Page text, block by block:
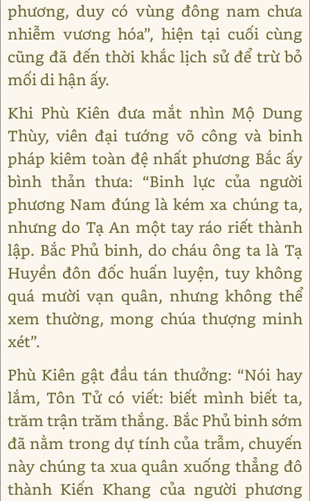
phương, duy có vùng đông nam chưa
nhiễm vương hóa”, hiện tại cuối cùng
cũng đã đến thời khắc lịch sử để trừ bỏ
mối di hận ấy.
Khi Phù Kiên đưa mắt nhìn Mộ Dung
Thùy, viên đại tướng võ công và binh
pháp kiêm toàn đệ nhất phương Bắc ấy
bình thản thưa: “Binh lực của người
phương Nam đúng là kém xa chúng ta,
nhưng do Tạ An một tay ráo riết thành
lập. Bắc Phủ binh, do cháu ông ta là Tạ
Huyền đôn đốc huấn luyện, tuy không
quá mười vạn quân, nhưng không thể
xem thường, mong chúa thượng minh
xét”.
Phù Kiên gật đầu tán thưởng: “Nói hay
lắm, Tôn Tử có viết: biết mình biết ta,
trăm trận trăm thắng. Bắc Phủ binh sớm
đã nằm trong dự tính của trẫm, chuyến
này chúng ta xua quân xuống thẳng đô
thành Kiến Khang của người phương